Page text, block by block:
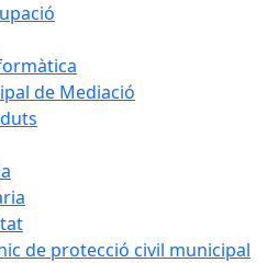
de Mediació
de protecció civil municipal